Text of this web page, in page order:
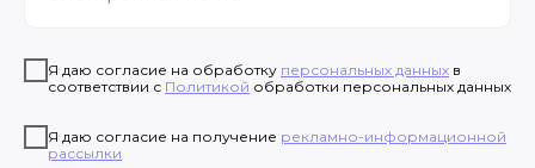
Я даю согласие на обработку персональных данных в
соответствии с Политикой обработки персональных данных
Я даю согласие на получение рекламно-информационной
рассылки